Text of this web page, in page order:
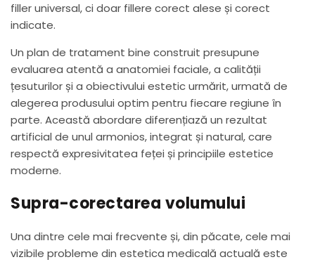
filler universal, ci doar fillere corect alese și corect
indicate.
Un plan de tratament bine construit presupune
evaluarea atentă a anatomiei faciale, a calității
țesuturilor și a obiectivului estetic urmărit, urmată de
alegerea produsului optim pentru fiecare regiune în
parte. Această abordare diferențiază un rezultat
artificial de unul armonios, integrat și natural, care
respectă expresivitatea feței și principiile estetice
moderne.
Supra-corectarea volumului
Una dintre cele mai frecvente și, din păcate, cele mai
vizibile probleme din estetica medicală actuală este